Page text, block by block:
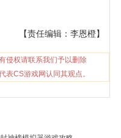
【责任编辑：李恩橙】
侵权请联系我们予以删除
表CS游戏网认同其观点。